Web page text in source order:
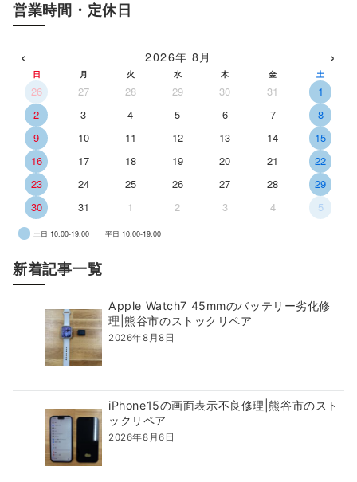
営業時間・定休日
‹ 2026年 8月 ›
日 月 火 水 木 金 土
26 27 28 29 30 31
1
2
3 4 5 6 7
8
9
10 11 12 13 14
15
16
17 18 19 20 21
22
23
24 25 26 27 28
29
30
31 1 2 3 4 5
土日 10:00-19:00 平日 10:00-19:00
新着記事一覧
Apple Watch7 45mmのバッテリー劣化修
理|熊谷市のストックリペア
2026年8月8日
iPhone15の画面表示不良修理|熊谷市のスト
ックリペア
2026年8月6日